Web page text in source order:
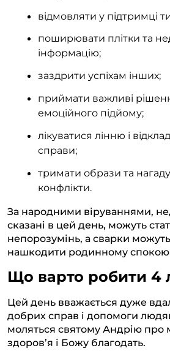
відмовляти у підтримці
поширювати плітки та
інформацію;
заздрити успіхам інших;
приймати важливі
емоційного підйому;
лікуватися лінню і
справи;
тримати образи та
конфлікти.
За народними віруваннями,
сказані в цей день, можуть
непорозумінь, а сварки
нашкодити родинному
Що варто робити 4
Цей день вважається дуже
добрих справ і допомоги
моляться святому Андрію про
здоров’я і Божу благодать.